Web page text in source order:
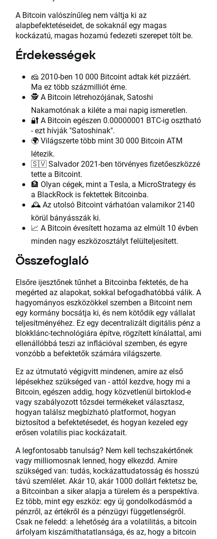
A Bitcoin valószínűleg nem váltja ki az
alapbefektetéseidet, de sokaknál egy magas
kockázatú, magas hozamú fedezeti szerepet tölt be.
Érdekességek
🧀 2010-ben 10 000 Bitcoint adtak két pizzáért.
Ma ez több százmilliót érne.
🕵️ A Bitcoin létrehozójának, Satoshi
Nakamotónak a kiléte a mai napig ismeretlen.
🔐 A Bitcoin egészen 0.00000001 BTC-ig osztható
- ezt hívják "Satoshinak".
🌍 Világszerte több mint 30 000 Bitcoin ATM
létezik.
🇸🇻 Salvador 2021-ben törvényes fizetőeszközzé
tette a Bitcoint.
🏦 Olyan cégek, mint a Tesla, a MicroStrategy és
a BlackRock is fektettek Bitcoinba.
🕰 Az utolsó Bitcoint várhatóan valamikor 2140
körül bányásszák ki.
📈 A Bitcoin évesített hozama az elmúlt 10 évben
minden nagy eszközosztályt felülteljesített.
Összefoglaló
Elsőre ijesztőnek tűnhet a Bitcoinba fektetés, de ha
megérted az alapokat, sokkal befogadhatóbbá válik. A
hagyományos eszközökkel szemben a Bitcoint nem
egy kormány bocsátja ki, és nem kötődik egy vállalat
teljesítményéhez. Ez egy decentralizált digitális pénz a
blokklánc-technológiára építve, rögzített kínálattal, ami
ellenállóbbá teszi az inflációval szemben, és egyre
vonzóbb a befektetők számára világszerte.
Ez az útmutató végigvitt mindenen, amire az első
lépésekhez szükséged van - attól kezdve, hogy mi a
Bitcoin, egészen addig, hogy közvetlenül birtoklod-e
vagy szabályozott tőzsdei termékeket választasz,
hogyan találsz megbízható platformot, hogyan
biztosítod a befektetésedet, és hogyan kezeled egy
erősen volatilis piac kockázatait.
A legfontosabb tanulság? Nem kell techszakértőnek
vagy milliomosnak lenned, hogy elkezdd. Amire
szükséged van: tudás, kockázattudatosság és hosszú
távú szemlélet. Akár 10, akár 1000 dollárt fektetsz be,
a Bitcoinban a siker alapja a türelem és a perspektíva.
Ez több, mint egy eszköz: egy új gondolkodásmód a
pénzről, az értékről és a pénzügyi függetlenségről.
Csak ne feledd: a lehetőség ára a volatilitás, a bitcoin
árfolyam kiszámíthatatlansága, és az, hogy a bitcoin